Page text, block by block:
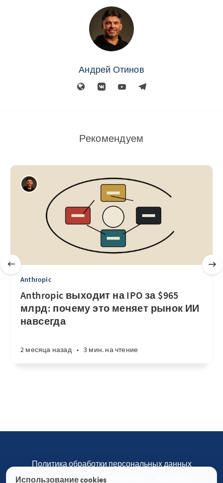
Андрей Отинов
Рекомендуем
Anthropic
Anthropic выходит на IPO за $965
млрд: почему это меняет рынок ИИ
навсегда
2 месяца назад • 3 мин. на чтение
Использование cookies
Политика обработки персональных данных
Пользовательское соглашение